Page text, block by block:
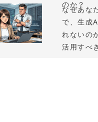
のか？
なぜあな
で、生成
れないの
活用すべ